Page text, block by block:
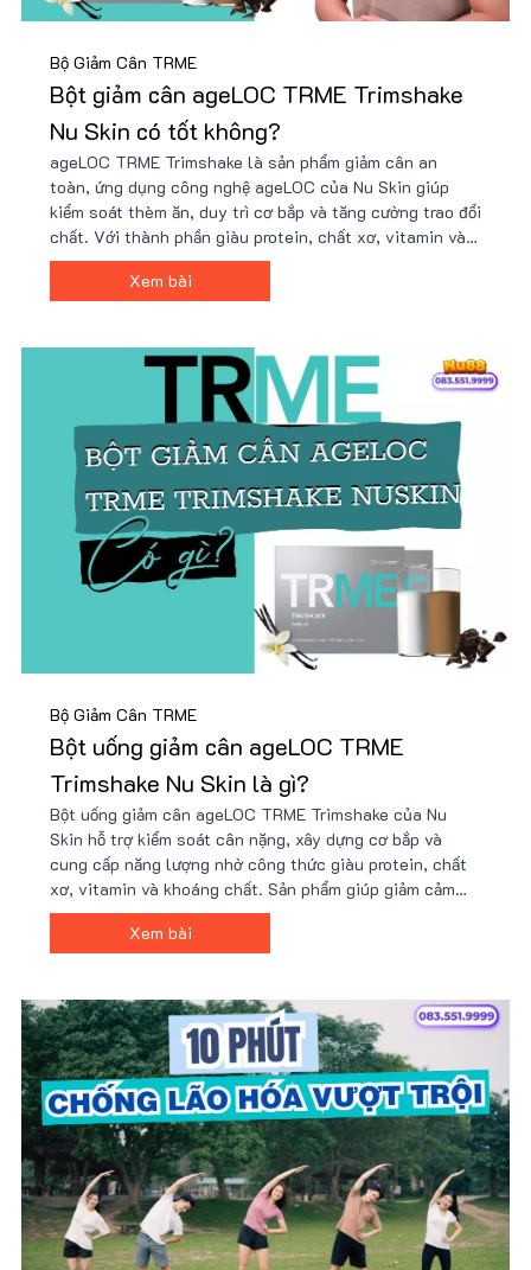
Bộ Giảm Cân TRME
Bột giảm cân ageLOC TRME Trimshake
Nu Skin có tốt không?
ageLOC TRME Trimshake là sản phẩm giảm cân an
toàn, ứng dụng công nghệ ageLOC của Nu Skin giúp
kiểm soát thèm ăn, duy trì cơ bắp và tăng cường trao đổi
chất. Với thành phần giàu protein, chất xơ, vitamin và
khoáng chất, Trimshake hỗ trợ cải thiện vóc dáng hiệu
quả. Mua ngay tại Nu88 để có giá ưu đãi!
Xem bài
Bộ Giảm Cân TRME
Bột uống giảm cân ageLOC TRME
Trimshake Nu Skin là gì?
Bột uống giảm cân ageLOC TRME Trimshake của Nu
Skin hỗ trợ kiểm soát cân nặng, xây dựng cơ bắp và
cung cấp năng lượng nhờ công thức giàu protein, chất
xơ, vitamin và khoáng chất. Sản phẩm giúp giảm cảm
giác thèm ăn, tăng cường trao đổi chất và phù hợp với
người bận rộn hoặc tập luyện. Giá tốt tại Nu88!
Xem bài